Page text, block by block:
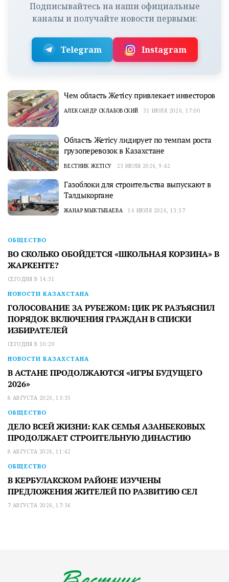
Подписывайтесь на наши официальные
каналы и получайте новости первыми:
Telegram Instagram
Чем область Жетісу привлекает инвесторов
АЛЕКСАНДР СКЛАБОВСКИЙ 31 ИЮЛЯ 2026, 17:00
Область Жетісу лидирует по темпам роста
грузоперевозок в Казахстане
ВЕСТНИК ЖЕТІСУ 23 ИЮЛЯ 2026, 9:42
Газоблоки для строительства выпускают в
Талдыкоргане
ЖАНАР МЫКТЫБАЕВА 16 ИЮЛЯ 2026, 13:37
ОБЩЕСТВО
ВО СКОЛЬКО ОБОЙДЕТСЯ «ШКОЛЬНАЯ КОРЗИНА» В
ЖАРКЕНТЕ?
СЕГОДНЯ В 14:31
НОВОСТИ КАЗАХСТАНА
ГОЛОСОВАНИЕ ЗА РУБЕЖОМ: ЦИК РК РАЗЪЯСНИЛ
ПОРЯДОК ВКЛЮЧЕНИЯ ГРАЖДАН В СПИСКИ
ИЗБИРАТЕЛЕЙ
СЕГОДНЯ В 10:20
НОВОСТИ КАЗАХСТАНА
В АСТАНЕ ПРОДОЛЖАЮТСЯ «ИГРЫ БУДУЩЕГО
2026»
8 АВГУСТА 2026, 13:35
ОБЩЕСТВО
ДЕЛО ВСЕЙ ЖИЗНИ: КАК СЕМЬЯ АЗАНБЕКОВЫХ
ПРОДОЛЖАЕТ СТРОИТЕЛЬНУЮ ДИНАСТИЮ
8 АВГУСТА 2026, 11:42
ОБЩЕСТВО
В КЕРБУЛАКСКОМ РАЙОНЕ ИЗУЧЕНЫ
ПРЕДЛОЖЕНИЯ ЖИТЕЛЕЙ ПО РАЗВИТИЮ СЕЛ
7 АВГУСТА 2026, 17:36